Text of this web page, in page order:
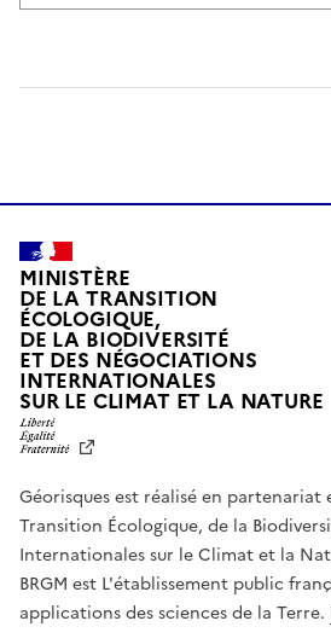
MINISTÈRE
DE LA TRANSITION
ÉCOLOGIQUE,
DE LA BIODIVERSITÉ
ET DES NÉGOCIATIONS
INTERNATIONALES
SUR LE CLIMAT ET LA NATUREL
,
Géorisques est réalisé en
Transition Écologique, de la
Internationales sur le Climat et la
BRGM est L'établissement public
applications des sciences de la Terre.